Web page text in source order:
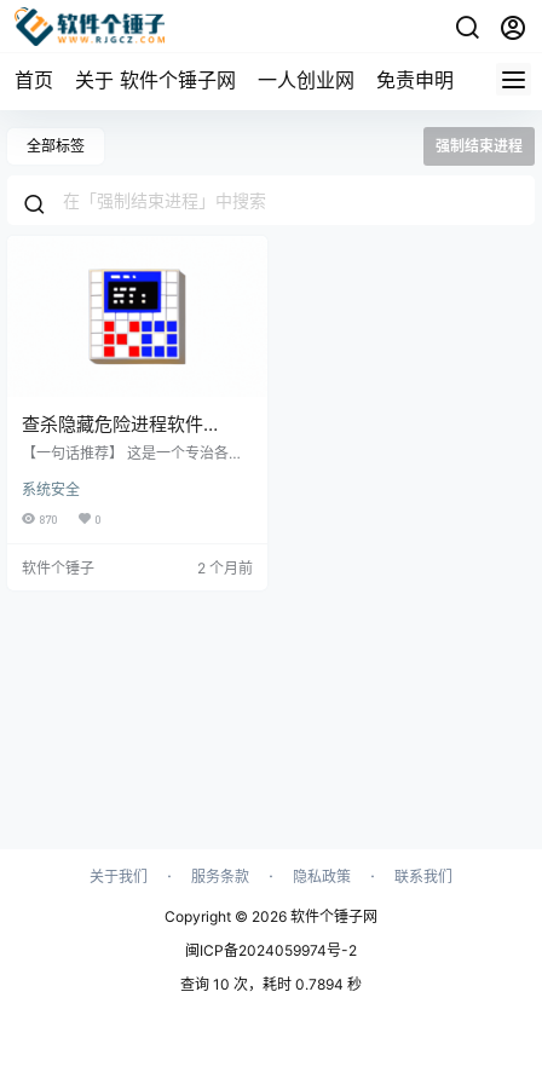
首页 关于 软件个锤子网 一人创业网 免责申明
全部标签 强制结束进程
查杀隐藏危险进程软件
ProcessKO v6.77 | 软件个
【一句话推荐】 这是一个专治各种
“任务管理器”。它只有300KB大
小，却能一键揪出并强制结束那些
你？】 当你遇到弹窗广告、流氓软
系统安全
870 0
软件个锤子 2 个月前
关于我们 · 服务条款 · 隐私政策 · 联系我们
Copyright © 2026 软件个锤子网
闽ICP备2024059974号-2
查询 10 次，耗时 0.7894 秒